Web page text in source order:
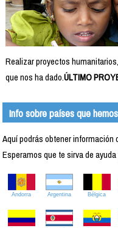
Realizar proyectos
que nos ha dado.ÚLTIMO
Info sobre países que
Aquí podrás obtener
Esperamos que te sirva de
Andorra Argentina Bélgica